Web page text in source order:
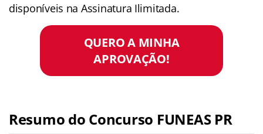
disponíveis na Assinatura Ilimitada.
QUERO A MINHA
APROVAÇÃO!
Resumo do Concurso FUNEAS PR